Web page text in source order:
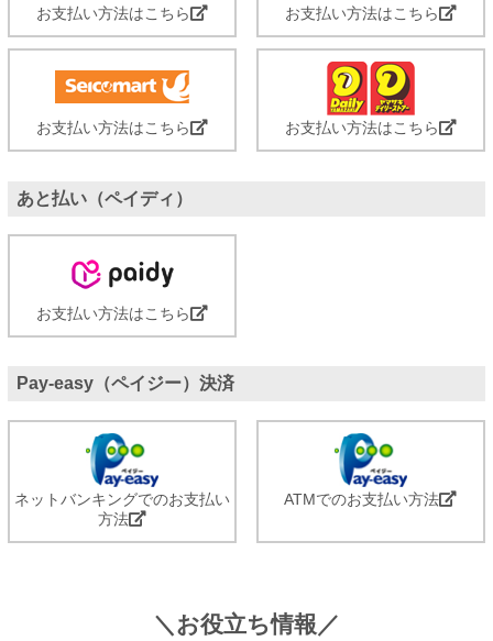
お支払い方法はこちら お支払い方法はこちら
お支払い方法はこちら お支払い方法はこちら
あと払い（ペイディ）
お支払い方法はこちら
Pay-easy（ペイジー）決済
ネットバンキングでのお支払い
方法
ATMでのお支払い方法
＼お役立ち情報／